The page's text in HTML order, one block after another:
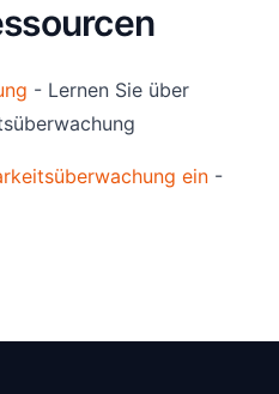
- Lernen Sie über
ein -